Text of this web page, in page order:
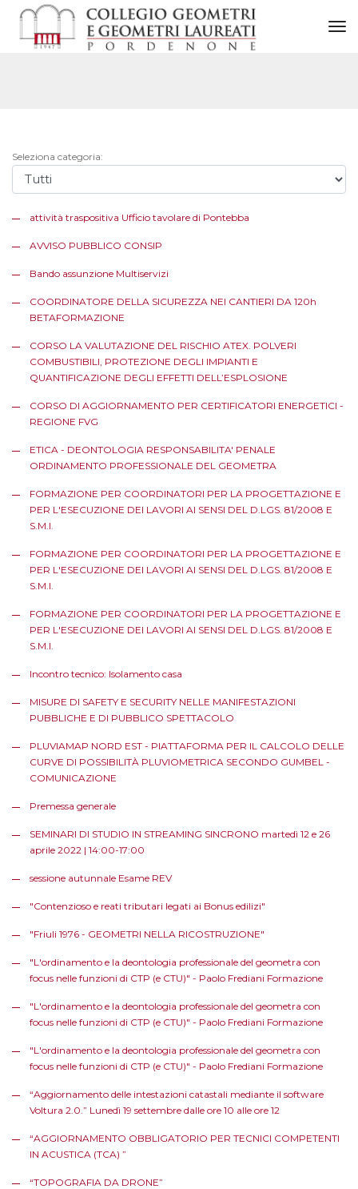
Seleziona categoria:
attività traspositiva Ufficio tavolare di Pontebba
AVVISO PUBBLICO CONSIP
Bando assunzione Multiservizi
COORDINATORE DELLA SICUREZZA NEI CANTIERI DA 120h
BETAFORMAZIONE
CORSO LA VALUTAZIONE DEL RISCHIO ATEX. POLVERI
COMBUSTIBILI, PROTEZIONE DEGLI IMPIANTI E
QUANTIFICAZIONE DEGLI EFFETTI DELL’ESPLOSIONE
CORSO DI AGGIORNAMENTO PER CERTIFICATORI ENERGETICI -
REGIONE FVG
ETICA - DEONTOLOGIA RESPONSABILITA' PENALE
ORDINAMENTO PROFESSIONALE DEL GEOMETRA
FORMAZIONE PER COORDINATORI PER LA PROGETTAZIONE E
PER L'ESECUZIONE DEI LAVORI AI SENSI DEL D.LGS. 81/2008 E
S.M.I.
FORMAZIONE PER COORDINATORI PER LA PROGETTAZIONE E
PER L'ESECUZIONE DEI LAVORI AI SENSI DEL D.LGS. 81/2008 E
S.M.I.
FORMAZIONE PER COORDINATORI PER LA PROGETTAZIONE E
PER L'ESECUZIONE DEI LAVORI AI SENSI DEL D.LGS. 81/2008 E
S.M.I.
Incontro tecnico: Isolamento casa
MISURE DI SAFETY E SECURITY NELLE MANIFESTAZIONI
PUBBLICHE E DI PUBBLICO SPETTACOLO
PLUVIAMAP NORD EST - PIATTAFORMA PER IL CALCOLO DELLE
CURVE DI POSSIBILITÀ PLUVIOMETRICA SECONDO GUMBEL -
COMUNICAZIONE
Premessa generale
SEMINARI DI STUDIO IN STREAMING SINCRONO martedì 12 e 26
aprile 2022 | 14:00-17:00
sessione autunnale Esame REV
"Contenzioso e reati tributari legati ai Bonus edilizi"
"Friuli 1976 - GEOMETRI NELLA RICOSTRUZIONE"
"L'ordinamento e la deontologia professionale del geometra con
focus nelle funzioni di CTP (e CTU)" - Paolo Frediani Formazione
"L'ordinamento e la deontologia professionale del geometra con
focus nelle funzioni di CTP (e CTU)" - Paolo Frediani Formazione
"L'ordinamento e la deontologia professionale del geometra con
focus nelle funzioni di CTP (e CTU)" - Paolo Frediani Formazione
“Aggiornamento delle intestazioni catastali mediante il software
Voltura 2.0.” Lunedì 19 settembre dalle ore 10 alle ore 12
“AGGIORNAMENTO OBBLIGATORIO PER TECNICI COMPETENTI
IN ACUSTICA (TCA) ”
“TOPOGRAFIA DA DRONE”